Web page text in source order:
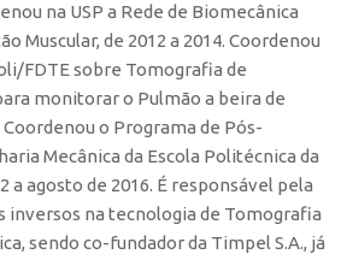
na USP a Rede de Biomecânica
Muscular, de 2012 a 2014. Coordenou
FDTE sobre Tomografia de
monitorar o Pulmão a beira de
Coordenou o Programa de Pós-
Mecânica da Escola Politécnica da
a agosto de 2016. É responsável pela
inversos na tecnologia de Tomografia
sendo co-fundador da Timpel S.A., já